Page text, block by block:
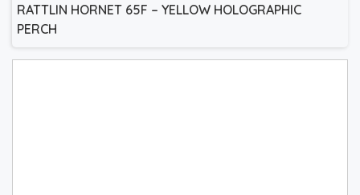
RATTLIN HORNET 65F – YELLOW HOLOGRAPHIC
PERCH